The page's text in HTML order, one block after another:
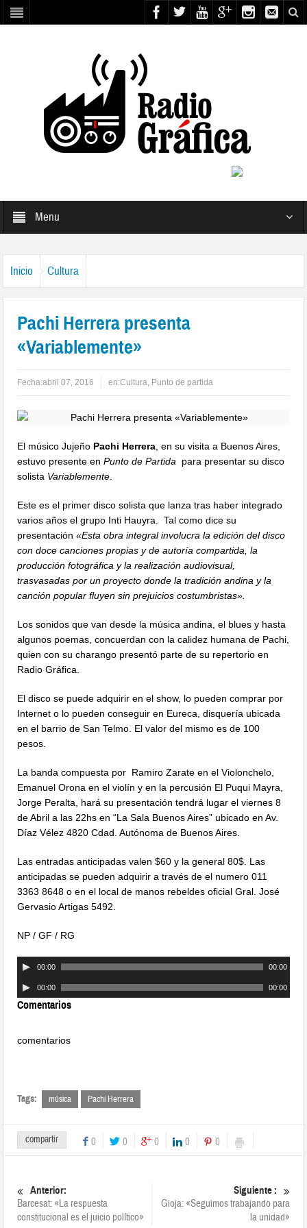
Menu
Inicio Cultura
Pachi Herrera presenta
«Variablemente»
Fecha:abril 07, 2016 en:Cultura, Punto de partida
El músico Jujeño Pachi Herrera, en su visita a Buenos Aires,
estuvo presente enPunto de Partida para presentar su disco
solista Variablemente.
Este es el primer disco solista que lanza tras haber integrado
varios años el grupo Inti Hauyra. Tal como dice su
presentación«Esta obra integral involucra la edición del disco
con doce canciones propias y de autoría compartida, la
producción fotográfica y la realización audiovisual,
trasvasadas por un proyecto donde la tradición andina y la
canción popular fluyen sin prejuicios costumbristas».
Los sonidos que van desde la música andina, el blues y hasta
algunos poemas, concuerdan con la calidez humana de Pachi,
quien con su charango presentó parte de su repertorio en
Radio Gráfica.
El disco se puede adquirir en el show, lo pueden comprar por
Internet o lo pueden conseguir en Eureca, disquería ubicada
en el barrio de San Telmo. El valor del mismo es de 100
pesos.
La banda compuesta por Ramiro Zarate en el Violonchelo,
Emanuel Orona en el violín y en la percusión El Puqui Mayra,
Jorge Peralta, hará su presentación tendrá lugar el viernes 8
de Abril a las 22hs en “La Sala Buenos Aires” ubicado en Av.
Díaz Vélez 4820 Cdad. Autónoma de Buenos Aires.
Las entradas anticipadas valen $60 y la general 80$. Las
anticipadas se pueden adquirir a través de el numero 011
3363 8648 o en el local de manos rebeldes oficial Gral. José
Gervasio Artigas 5492.
NP / GF / RG
00:00 00:00
00:00 00:00
Comentarios
comentarios
Tags: música Pachi Herrera
compartir 0 0 0 0 0
Anterior:
Barcesat: «La respuesta
constitucional es el juicio político»
Siguiente :
Gioja: «Seguimos trabajando para
la unidad»